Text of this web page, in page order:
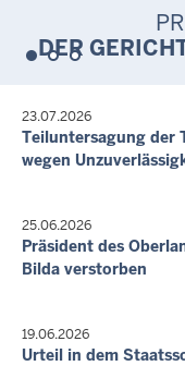
7. Aug. 2026, 11:30
Berufungen - NBs 57/26
Heute, 17:25 Uhr
DER
23.07.2026
Teiluntersagung der
wegen
25.06.2026
Präsident des
Bilda verstorben
19.06.2026
Urteil in dem